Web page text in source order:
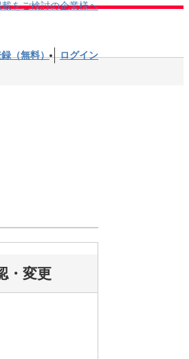
載をご検討の企業様へ
（無料） ログイン
・変更